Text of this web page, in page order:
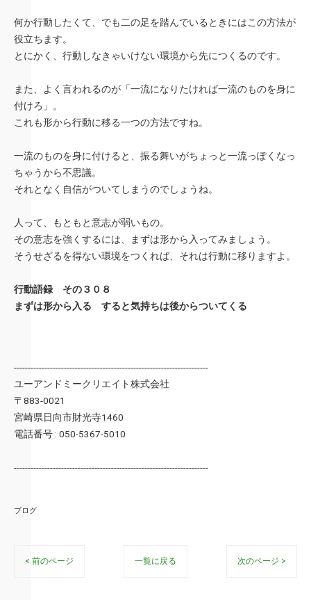
何か行動したくて、でも二の足を踏んでいるときにはこの方法が
役立ちます。
とにかく、行動しなきゃいけない環境から先につくるのです。
また、よく言われるのが「一流になりたければ一流のものを身に
付けろ」。
これも形から行動に移る一つの方法ですね。
一流のものを身に付けると、振る舞いがちょっと一流っぽくなっ
ちゃうから不思議。
それとなく自信がついてしまうのでしょうね。
人って、もともと意志が弱いもの。
その意志を強くするには、まずは形から入ってみましょう。
そうせざるを得ない環境をつくれば、それは行動に移りますよ。
行動語録 その３０８
まずは形から入る すると気持ちは後からついてくる
----------------------------------------------------------------------
ユーアンドミークリエイト株式会社
〒883-0021
宮崎県日向市財光寺1460
電話番号 : 050-5367-5010
----------------------------------------------------------------------
ブログ
< 前のページ 一覧に戻る 次のページ >